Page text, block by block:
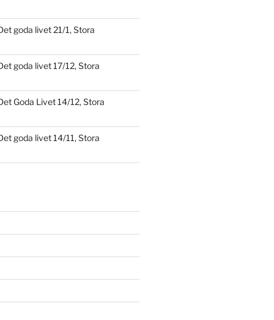
goda livet 21/1, Stora
goda livet 17/12, Stora
Goda Livet 14/12, Stora
goda livet 14/11, Stora